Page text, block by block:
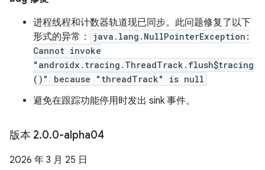
进程线程和计数器轨道现已同步。此问题修复了以下
形式的异常：
java.lang.NullPointerException:
Cannot invoke
"androidx.tracing.ThreadTrack.flush$tracing
()" because "threadTrack" is null
避免在跟踪功能停用时发出 sink 事件。
版本 2.0.0-alpha04
2026 年 3 月 25 日